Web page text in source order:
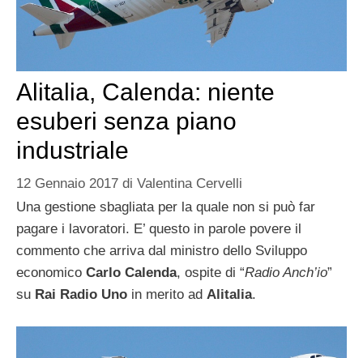
Alitalia, Calenda: niente
esuberi senza piano
industriale
12 Gennaio 2017 di Valentina Cervelli
Una gestione sbagliata per la quale non si può far
pagare i lavoratori. E’ questo in parole povere il
commento che arriva dal ministro dello Sviluppo
economico Carlo Calenda, ospite di “Radio Anch’io”
su Rai Radio Uno in merito ad Alitalia.